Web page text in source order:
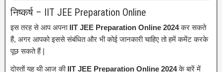
निष्कर्ष – IIT JEE Preparation Online
इस तरह से आप अपना IIT JEE Preparation Online 2024कर सकते
हैं, अगर आपको इससे संबंधित और भी कोई जानकारी चाहिए तो हमें कमेंट करके
पूछ सकते हैं |
दोस्तों यह थी आज कीIIT JEE Preparation Online 2024के बारें में